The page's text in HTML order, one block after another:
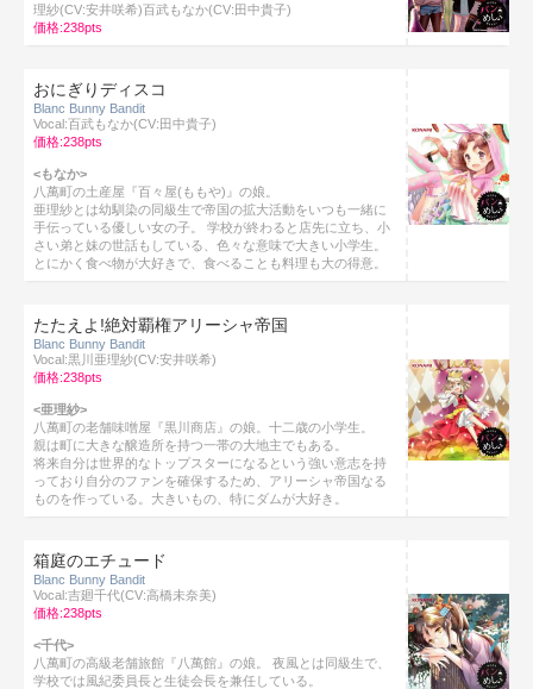
理紗(CV:安井咲希)百武もなか(CV:田中貴子)
価格:238pts
おにぎりディスコ
Blanc Bunny Bandit
Vocal:百武もなか(CV:田中貴子)
価格:238pts
<もなか>
八萬町の土産屋『百々屋(ももや)』の娘。
亜理紗とは幼馴染の同級生で帝国の拡大活動をいつも一緒に
手伝っている優しい女の子。 学校が終わると店先に立ち、小
さい弟と妹の世話もしている、色々な意味で大きい小学生。
とにかく食べ物が大好きで、食べることも料理も大の得意。
たたえよ!絶対覇権アリーシャ帝国
Blanc Bunny Bandit
Vocal:黒川亜理紗(CV:安井咲希)
価格:238pts
<亜理紗>
八萬町の老舗味噌屋『黒川商店』の娘。十二歳の小学生。
親は町に大きな醸造所を持つ一帯の大地主でもある。
将来自分は世界的なトップスターになるという強い意志を持
っており自分のファンを確保するため、アリーシャ帝国なる
ものを作っている。大きいもの、特にダムが大好き。
箱庭のエチュード
Blanc Bunny Bandit
Vocal:吉廻千代(CV:高橋未奈美)
価格:238pts
<千代>
八萬町の高級老舗旅館『八萬館』の娘。 夜風とは同級生で、
学校では風紀委員長と生徒会長を兼任している。